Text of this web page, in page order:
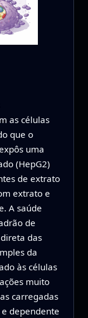
as células
que o
uma
(HepG2)
de extrato
extrato e
A saúde
de
das
da
às células
muito
carregadas
dependente